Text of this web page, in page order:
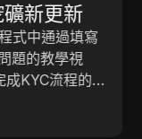
新更新
式中通過填寫
題的教學視
KYC流程的提